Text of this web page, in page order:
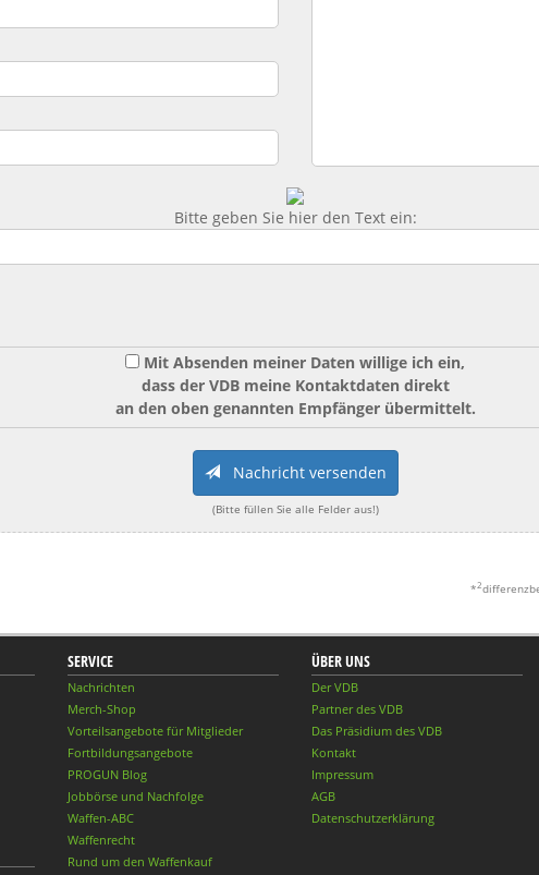
Bitte geben Sie hier den Text ein:
Mit Absenden meiner Daten willige ich ein,
dass der VDB meine Kontaktdaten direkt
an den oben genannten Empfänger übermittelt.
Nachricht versenden
(Bitte füllen Sie alle Felder aus!)
*2
SERVICE
Nachrichten
Merch-Shop
Vorteilsangebote für Mitglieder
Fortbildungsangebote
PROGUN Blog
Jobbörse und Nachfolge
Waffen-ABC
Waffenrecht
Rund um den Waffenkauf
ÜBER UNS
Der VDB
Partner des VDB
Das Präsidium des VDB
Kontakt
Impressum
AGB
Datenschutzerklärung